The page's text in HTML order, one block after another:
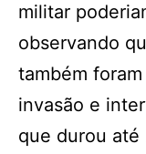
militar
observando
também
invasão e
que durou até